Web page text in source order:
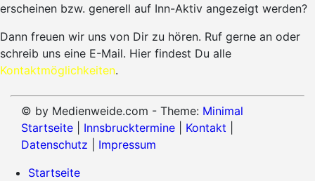
erscheinen bzw. generell auf Inn-Aktiv angezeigt werden?
Dann freuen wir uns von Dir zu hören. Ruf gerne an oder
schreib uns eine E-Mail. Hier findest Du alle
Kontaktmöglichkeiten.
© by Medienweide.com - Theme: Minimal
Startseite
Innsbrucktermine Kontakt
Datenschutz
Impressum
Startseite